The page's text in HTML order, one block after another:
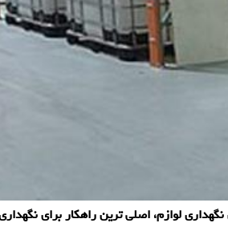
لوازم، اصلی ترین راهکار برای